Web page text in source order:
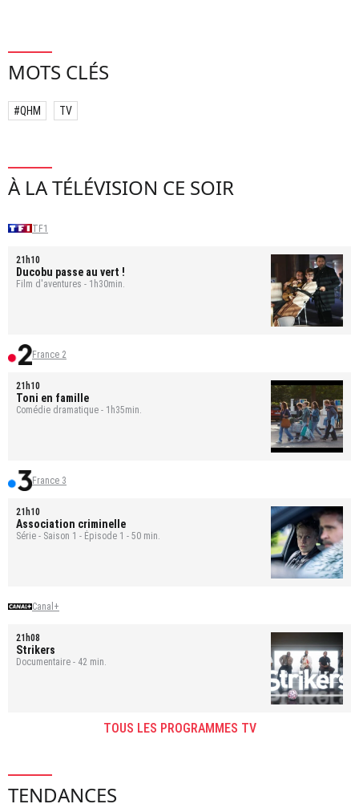
MOTS CLÉS
#QHM TV
À LA TÉLÉVISION CE SOIR
TF1
21h10
Ducobu passe au vert !
Film d'aventures - 1h30min.
France 2
21h10
Toni en famille
Comédie dramatique - 1h35min.
France 3
21h10
Association criminelle
Série - Saison 1 - Épisode 1 - 50 min.
Canal+
21h08
Strikers
Documentaire - 42 min.
TOUS LES PROGRAMMES TV
TENDANCES